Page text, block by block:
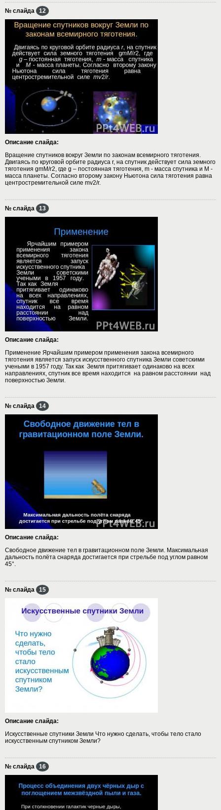
№ слайда 12
Описание слайда:
Вращение спутников вокруг Земли по законам всемирного тяготения.
Двигаясь по круговой орбите радиуса r, на спутник действует сила земного
тяготения gmM/r2, где g – постоянная тяготения, m - масса спутника и M -
масса планеты. Согласно второму закону Ньютона сила тяготения равна
центростремительной силе mv2/r.
№ слайда 13
Описание слайда:
Применение Ярчайшим примером применения закона всемирного
тяготения является запуск искусственного спутника Земли советскими
учеными в 1957 году. Так как Земля притягивает одинаково на всех
направлениях, спутник все время находится на равном расстоянии над
поверхностью Земли.
№ слайда 14
Описание слайда:
Свободное движение тел в гравитационном поле Земли. Максимальная
дальность полёта снаряда достигается при стрельбе под углом равном
45°.
№ слайда 15
Описание слайда:
Искусственные спутники Земли Что нужно сделать, чтобы тело стало
искусственным спутником Земли?
№ слайда 16